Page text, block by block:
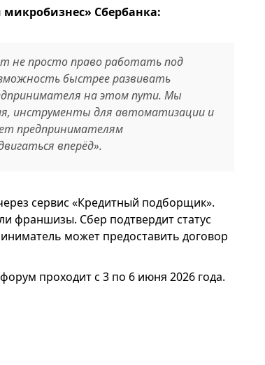
Сбербанка:
не просто право работать под
быстрее развивать
на этом пути. Мы
инструменты для автоматизации и
предпринимателям
вперёд».
сервис «Кредитный подборщик».
франшизы. Сбер подтвердит статус
может предоставить договор
проходит с 3 по 6 июня 2026 года.